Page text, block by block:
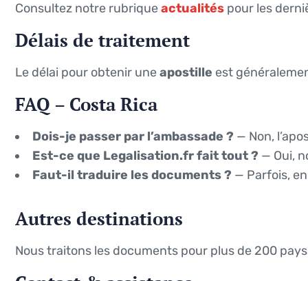
Consultez notre rubriqueactualités pour les
Délais de traitement
Le délai pour obtenir uneapostille est
FAQ – Costa Rica
Dois-je passer par l’ambassade ? — Non,
Est-ce que Legalisation.fr fait tout ? — Oui,
Faut-il traduire les documents ? — Parfois,
Autres destinations
Nous traitons les documents pour plus de 200